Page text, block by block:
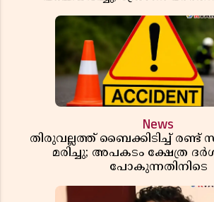
News
തിരുവല്ലത്ത് ബൈക്കിടിച്ച് രണ്ട്
മരിച്ചു; അപകടം ക്ഷേത്ര
പോകുന്നതിനിടെ